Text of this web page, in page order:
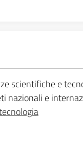
scientifiche e
nazionali e